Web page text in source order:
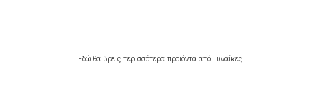
Εδώ θα βρεις περισσότερα προϊόντα από Γυναίκες